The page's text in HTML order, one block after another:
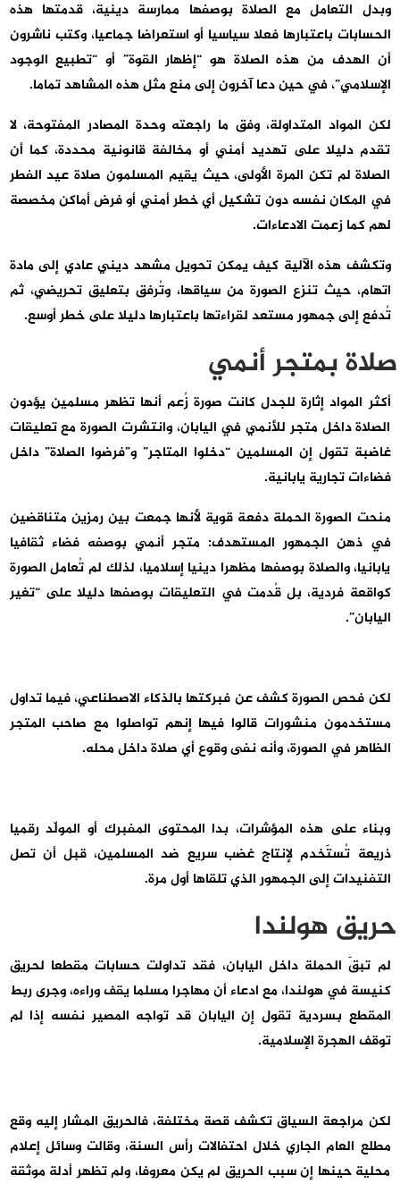
وبدل التعامل مع الصلاة بوصفها ممارسة دينية، قدمتها هذه
الحسابات باعتبارها فعلا سياسيا أو استعراضا جماعيا، وكتب ناشرون
أن الهدف من هذه الصلاة هو “إظهار القوة” أو “تطبيع الوجود
الإسلامي”، في حين دعا آخرون إلى منع مثل هذه المشاهد تماما.
لكن المواد المتداولة، وفق ما راجعته وحدة المصادر المفتوحة، لا
تقدم دليلا على تهديد أمني أو مخالفة قانونية محددة، كما أن
الصلاة لم تكن المرة الأولى، حيث يقيم المسلمون صلاة عيد الفطر
في المكان نفسه دون تشكيل أي خطر أمني أو فرض أماكن مخصصة
لهم كما زعمت الادعاءات.
وتكشف هذه الآلية كيف يمكن تحويل مشهد ديني عادي إلى مادة
اتهام، حيث تنزع الصورة من سياقها، وتُرفق بتعليق تحريضي، ثم
تُدفع إلى جمهور مستعد لقراءتها باعتبارها دليلا على خطر أوسع.
صلاة بمتجر أنمي
أكثر المواد إثارة للجدل كانت صورة زُعم أنها تظهر مسلمين يؤدون
الصلاة داخل متجر للأنمي في اليابان، وانتشرت الصورة مع تعليقات
غاضبة تقول إن المسلمين “دخلوا المتاجر” و”فرضوا الصلاة” داخل
فضاءات تجارية يابانية.
منحت الصورة الحملة دفعة قوية لأنها جمعت بين رمزين متناقضين
في ذهن الجمهور المستهدف: متجر أنمي بوصفه فضاء ثقافيا
يابانيا، والصلاة بوصفها مظهرا دينيا إسلاميا، لذلك لم تُعامل الصورة
كواقعة فردية، بل قُدمت في التعليقات بوصفها دليلا على “تغير
اليابان”.
لكن فحص الصورة كشف عن فبركتها بالذكاء الاصطناعي، فيما تداول
مستخدمون منشورات قالوا فيها إنهم تواصلوا مع صاحب المتجر
الظاهر في الصورة، وأنه نفى وقوع أي صلاة داخل محله.
وبناء على هذه المؤشرات، بدا المحتوى المفبرك أو المولّد رقميا
ذريعة تُستَخدم لإنتاج غضب سريع ضد المسلمين، قبل أن تصل
التفنيدات إلى الجمهور الذي تلقاها أول مرة.
حريق هولندا
لم تبقَ الحملة داخل اليابان، فقد تداولت حسابات مقطعا لحريق
كنيسة في هولندا، مع ادعاء أن مهاجرا مسلما يقف وراءه، وجرى ربط
المقطع بسردية تقول إن اليابان قد تواجه المصير نفسه إذا لم
توقف الهجرة الإسلامية.
لكن مراجعة السياق تكشف قصة مختلفة، فالحريق المشار إليه وقع
مطلع العام الجاري خلال احتفالات رأس السنة، وقالت وسائل إعلام
محلية حينها إن سبب الحريق لم يكن معروفا، ولم تظهر أدلة موثقة